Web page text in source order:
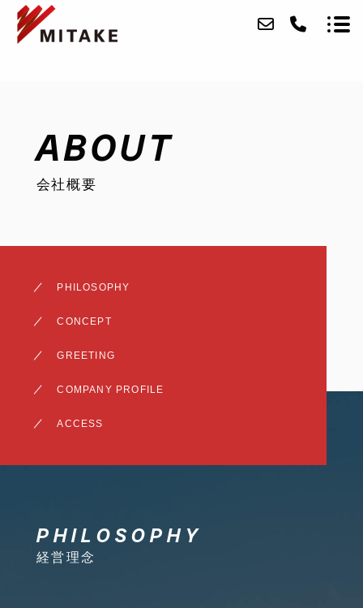
ABOUT
会社概要
PHILOSOPHY
CONCEPT
GREETING
COMPANY PROFILE
ACCESS
PHILOSOPHY
経営理念